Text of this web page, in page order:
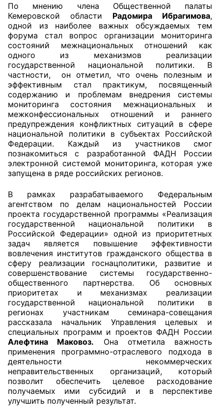
По мнению члена Общественной палаты
Кемеровской области Радомира Ибрагимова,
одной из наиболее важных обсуждаемых тем
форума стал вопрос организации мониторинга
состояний межнациональных отношений как
одного из механизмов реализации
государственной национальной политики. В
частности, он отметил, что очень полезным и
эффективным стал практикум, посвященный
содержанию и проблемам внедрения системы
мониторинга состояния межнациональных и
межконфессиональных отношений и раннего
предупреждения конфликтных ситуаций в сфере
национальной политики в субъектах Российской
Федерации. Каждый из участников смог
познакомиться с разработанной ФАДН России
электронной системой мониторинга, которая уже
запущена в ряде российских регионов.
В рамках разрабатываемого Федеральным
агентством по делам национальностей России
проекта государственной программы «Реализация
государственной национальной политики в
Российской Федерации» одной из приоритетных
задач является повышение эффективности
вовлечения институтов гражданского общества в
сферу реализации госнацполитики, развитие и
совершенствование системы государственно-
общественного партнерства. Об основных
приоритетах и механизмах реализации
государственной национальной политики в
регионах участникам семинара-совещания
рассказала начальник Управления целевых и
специальных программ и проектов ФАДН России
Алефтина Маковоз. Она отметила важность
применения программно-отраслевого подхода в
деятельности некоммерческих
неправительственных организаций, который
позволит обеспечить целевое расходование
получаемых ими субсидий и в перспективе
улучшить полученный результат.